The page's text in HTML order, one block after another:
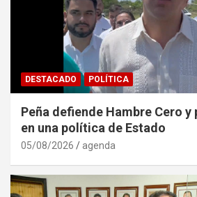
DESTACADO POLÍTICA
Peña defiende Hambre Cero
en una política de Estado
05/08/2026 agenda